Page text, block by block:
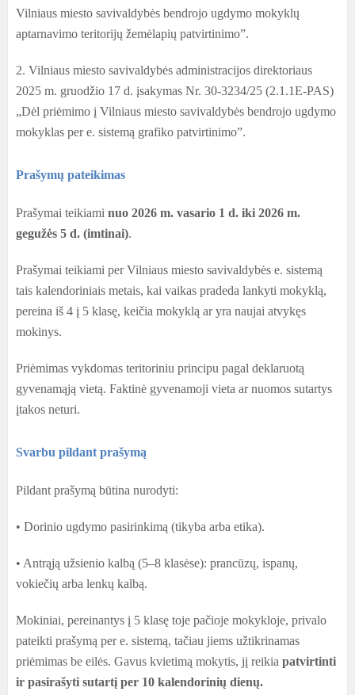
Vilniaus miesto savivaldybės bendrojo ugdymo mokyklų
aptarnavimo teritorijų žemėlapių patvirtinimo”.
2. Vilniaus miesto savivaldybės administracijos direktoriaus
2025 m. gruodžio 17 d. įsakymas Nr. 30-3234/25 (2.1.1E-PAS)
„Dėl priėmimo į Vilniaus miesto savivaldybės bendrojo ugdymo
mokyklas per e. sistemą grafiko patvirtinimo”.
Prašymų pateikimas
Prašymai teikiami nuo 2026 m. vasario 1 d. iki 2026 m.
gegužės 5 d. (imtinai).
Prašymai teikiami per Vilniaus miesto savivaldybės e. sistemą
tais kalendoriniais metais, kai vaikas pradeda lankyti mokyklą,
pereina iš 4 į 5 klasę, keičia mokyklą ar yra naujai atvykęs
mokinys.
Priėmimas vykdomas teritoriniu principu pagal deklaruotą
gyvenamąją vietą. Faktinė gyvenamoji vieta ar nuomos sutartys
įtakos neturi.
Svarbu pildant prašymą
Pildant prašymą būtina nurodyti:
• Dorinio ugdymo pasirinkimą (tikyba arba etika).
• Antrąją užsienio kalbą (5–8 klasėse): prancūzų, ispanų,
vokiečių arba lenkų kalbą.
Mokiniai, pereinantys į 5 klasę toje pačioje mokykloje, privalo
pateikti prašymą per e. sistemą, tačiau jiems užtikrinamas
priėmimas be eilės. Gavus kvietimą mokytis, jį reikia patvirtinti
ir pasirašyti sutartį per 10 kalendorinių dienų.